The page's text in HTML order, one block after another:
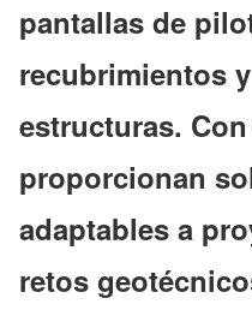
pantallas de
recubrimientos
estructuras.
proporcionan
adaptables a
retos